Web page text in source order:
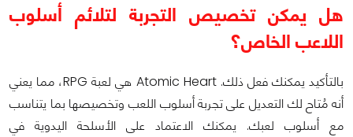
هل يمكن تخصيص التجربة لتلائم أسلوب
اللاعب الخاص؟
بالتأكيد يمكنك فعل ذلك. Atomic Heart هي لعبة RPG، مما يعني
أنه مُتاح لك التعديل على تجربة أسلوب اللعب وتخصيصها بما يتناسب
مع أسلوب لعبك. يمكنك الاعتماد على الأسلحة اليدوية في